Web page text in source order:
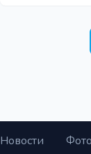
Новости Фото